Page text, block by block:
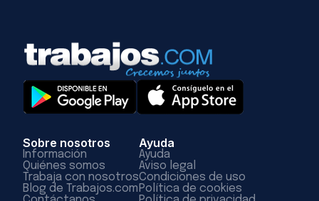
Sobre nosotros
Información
Quiénes somos
Trabaja con nosotros
Blog de Trabajos.com
Ayuda
Ayuda
Aviso legal
Condiciones de uso
Política de cookies